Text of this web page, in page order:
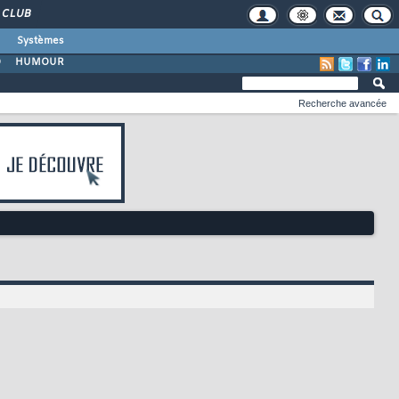
CLUB
Systèmes
HUMOUR
Recherche avancée